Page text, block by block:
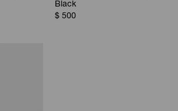
Black
$ 500